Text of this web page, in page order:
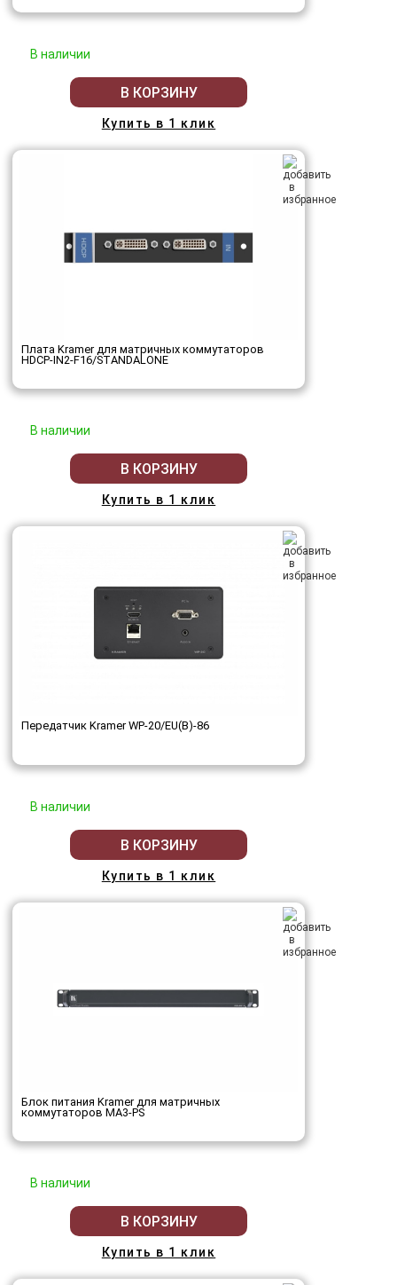
В наличии
В КОРЗИНУ
Купить в 1 клик
Плата Kramer для матричных коммутаторов
HDCP-IN2-F16/STANDALONE
В наличии
В КОРЗИНУ
Купить в 1 клик
Передатчик Kramer WP-20/EU(B)-86
В наличии
В КОРЗИНУ
Купить в 1 клик
Блок питания Kramer для матричных
коммутаторов MA3-PS
В наличии
В КОРЗИНУ
Купить в 1 клик